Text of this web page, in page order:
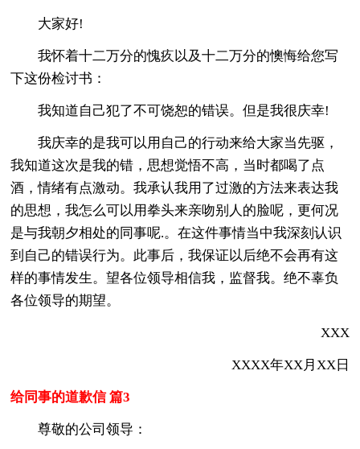
大家好!
我怀着十二万分的愧疚以及十二万分的懊悔给您写
下这份检讨书：
我知道自己犯了不可饶恕的错误。但是我很庆幸!
我庆幸的是我可以用自己的行动来给大家当先驱，
我知道这次是我的错，思想觉悟不高，当时都喝了点
酒，情绪有点激动。我承认我用了过激的方法来表达我
的思想，我怎么可以用拳头来亲吻别人的脸呢，更何况
是与我朝夕相处的同事呢.。在这件事情当中我深刻认识
到自己的错误行为。此事后，我保证以后绝不会再有这
样的事情发生。望各位领导相信我，监督我。绝不辜负
各位领导的期望。
XXX
XXXX年XX月XX日
给同事的道歉信 篇3
尊敬的公司领导：